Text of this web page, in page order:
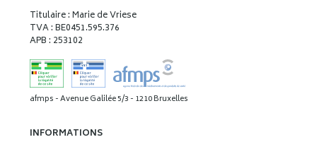
Titulaire : Marie de Vriese
TVA : BE0451.595.376
APB : 253102
afmps - Avenue Galilée 5/3 - 1210 Bruxelles
INFORMATIONS